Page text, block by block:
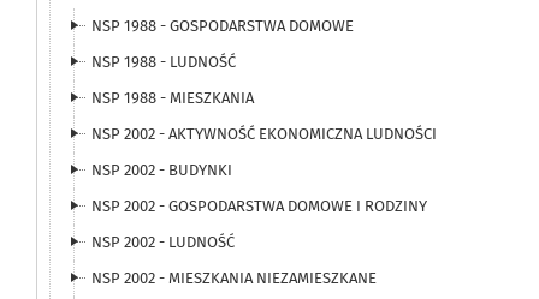
NSP 1988 - GOSPODARSTWA DOMOWE
NSP 1988 - LUDNOŚĆ
NSP 1988 - MIESZKANIA
NSP 2002 - AKTYWNOŚĆ EKONOMICZNA LUDNOŚCI
NSP 2002 - BUDYNKI
NSP 2002 - GOSPODARSTWA DOMOWE I RODZINY
NSP 2002 - LUDNOŚĆ
NSP 2002 - MIESZKANIA NIEZAMIESZKANE